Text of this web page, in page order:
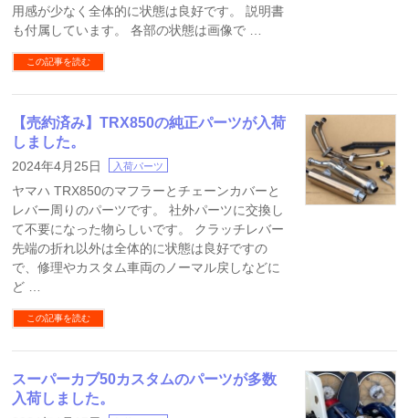
用感が少なく全体的に状態は良好です。 説明書
も付属しています。 各部の状態は画像で …
この記事を読む
【売約済み】TRX850の純正パーツが入荷
しました。
2024年4月25日 入荷パーツ
ヤマハ TRX850のマフラーとチェーンカバーと
レバー周りのパーツです。 社外パーツに交換し
て不要になった物らしいです。 クラッチレバー
先端の折れ以外は全体的に状態は良好ですの
で、修理やカスタム車両のノーマル戻しなどに
ど …
この記事を読む
スーパーカブ50カスタムのパーツが多数
入荷しました。